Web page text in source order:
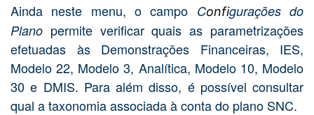
Ainda neste menu, o campo Configurações do
Plano permite verificar quais as parametrizações
efetuadas às Demonstrações Financeiras, IES,
Modelo 22, Modelo 3, Analítica, Modelo 10, Modelo
30 e DMIS. Para além disso, é possível consultar
qual a taxonomia associada à conta do plano SNC.